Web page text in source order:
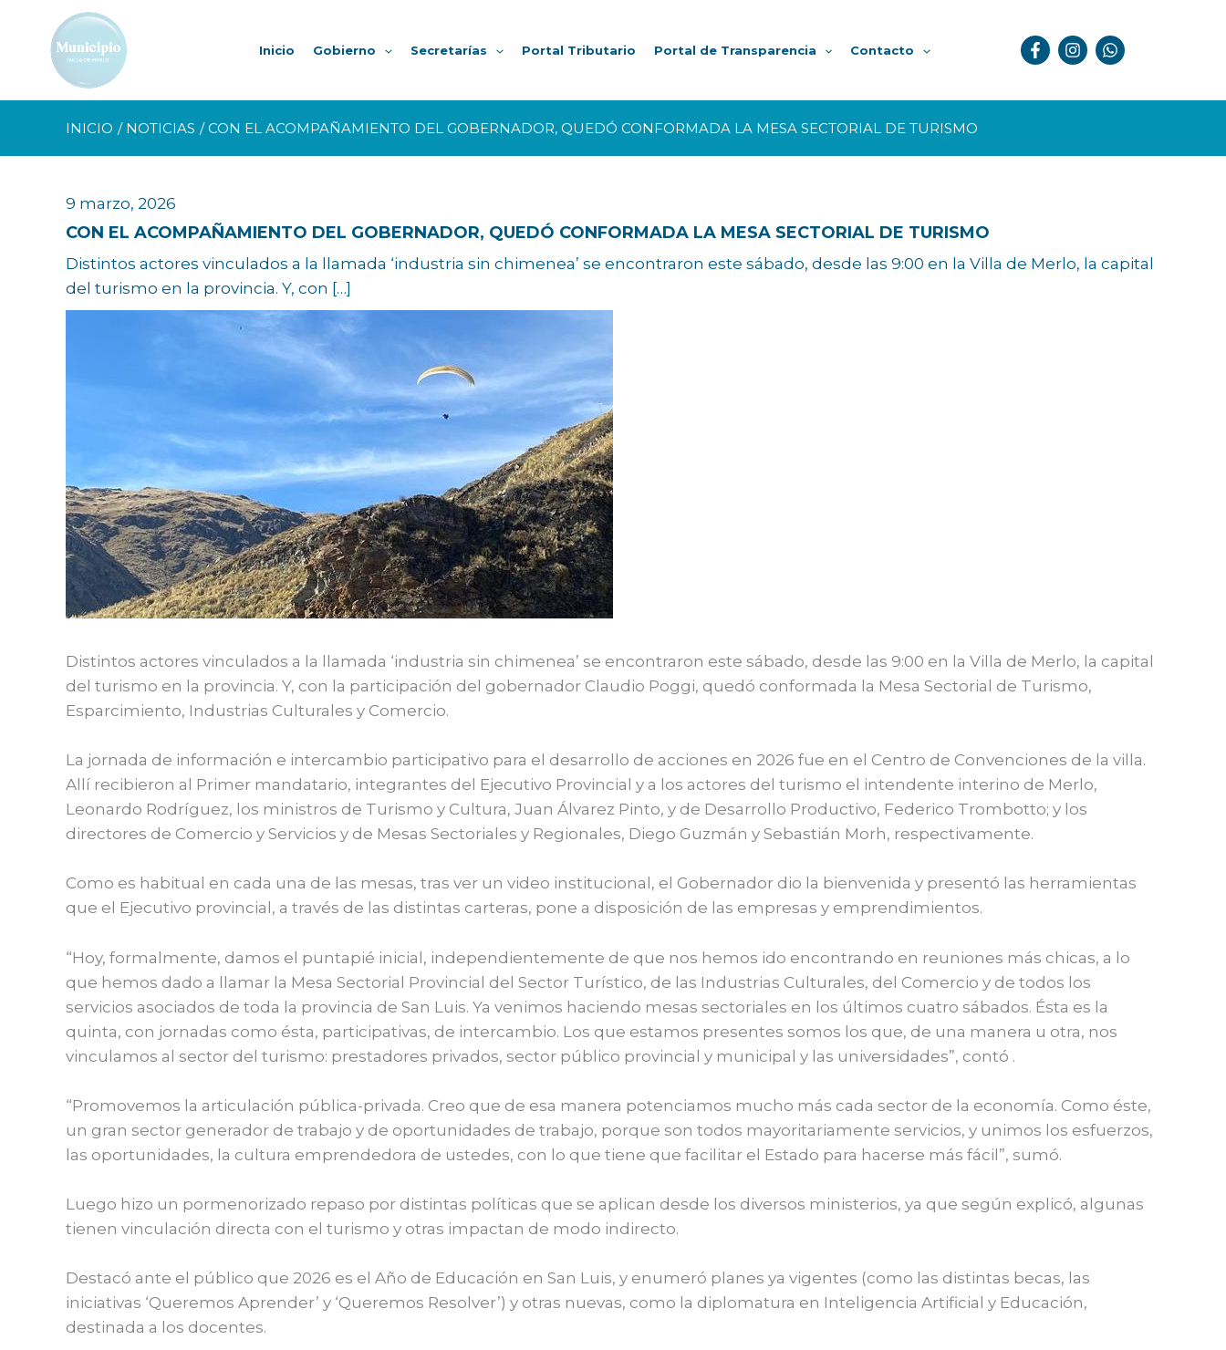
contenido
Inicio Gobierno Secretarías Portal Tributario Portal de Transparencia Contacto
INICIO NOTICIAS CON EL ACOMPAÑAMIENTO DEL GOBERNADOR, QUEDÓ CONFORMADA LA MESA SECTORIAL DE TURISMO
9 marzo, 2026
CON EL ACOMPAÑAMIENTO DEL GOBERNADOR, QUEDÓ CONFORMADA LA MESA SECTORIAL DE TURISMO
Distintos actores vinculados a la llamada ‘industria sin chimenea’ se encontraron este sábado, desde las 9:00 en la Villa de Merlo, la capital
del turismo en la provincia. Y, con […]
Distintos actores vinculados a la llamada ‘industria sin chimenea’ se encontraron este sábado, desde las 9:00 en la Villa de Merlo, la capital
del turismo en la provincia. Y, con la participación del gobernador Claudio Poggi, quedó conformada la Mesa Sectorial de Turismo,
Esparcimiento, Industrias Culturales y Comercio.
La jornada de información e intercambio participativo para el desarrollo de acciones en 2026 fue en el Centro de Convenciones de la villa.
Allí recibieron al Primer mandatario, integrantes del Ejecutivo Provincial y a los actores del turismo el intendente interino de Merlo,
Leonardo Rodríguez, los ministros de Turismo y Cultura, Juan Álvarez Pinto, y de Desarrollo Productivo, Federico Trombotto; y los
directores de Comercio y Servicios y de Mesas Sectoriales y Regionales, Diego Guzmán y Sebastián Morh, respectivamente.
Como es habitual en cada una de las mesas, tras ver un video institucional, el Gobernador dio la bienvenida y presentó las herramientas
que el Ejecutivo provincial, a través de las distintas carteras, pone a disposición de las empresas y emprendimientos.
“Hoy, formalmente, damos el puntapié inicial, independientemente de que nos hemos ido encontrando en reuniones más chicas, a lo
que hemos dado a llamar la Mesa Sectorial Provincial del Sector Turístico, de las Industrias Culturales, del Comercio y de todos los
servicios asociados de toda la provincia de San Luis. Ya venimos haciendo mesas sectoriales en los últimos cuatro sábados. Ésta es la
quinta, con jornadas como ésta, participativas, de intercambio. Los que estamos presentes somos los que, de una manera u otra, nos
vinculamos al sector del turismo: prestadores privados, sector público provincial y municipal y las universidades”, contó .
“Promovemos la articulación pública-privada. Creo que de esa manera potenciamos mucho más cada sector de la economía. Como éste,
un gran sector generador de trabajo y de oportunidades de trabajo, porque son todos mayoritariamente servicios, y unimos los esfuerzos,
las oportunidades, la cultura emprendedora de ustedes, con lo que tiene que facilitar el Estado para hacerse más fácil”, sumó.
Luego hizo un pormenorizado repaso por distintas políticas que se aplican desde los diversos ministerios, ya que según explicó, algunas
tienen vinculación directa con el turismo y otras impactan de modo indirecto.
Destacó ante el público que 2026 es el Año de Educación en San Luis, y enumeró planes ya vigentes (como las distintas becas, las
iniciativas ‘Queremos Aprender’ y ‘Queremos Resolver’) y otras nuevas, como la diplomatura en Inteligencia Artificial y Educación,
destinada a los docentes.